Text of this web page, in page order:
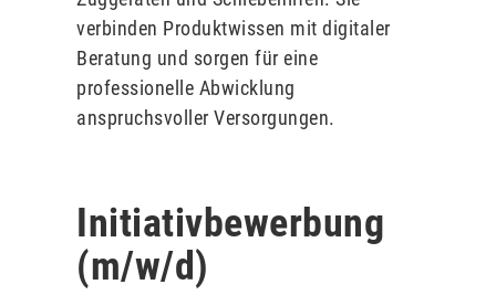
verbinden Produktwissen mit digitaler
Beratung und sorgen für eine
professionelle Abwicklung
anspruchsvoller Versorgungen.
Initiativbewerbung
(m/w/d)